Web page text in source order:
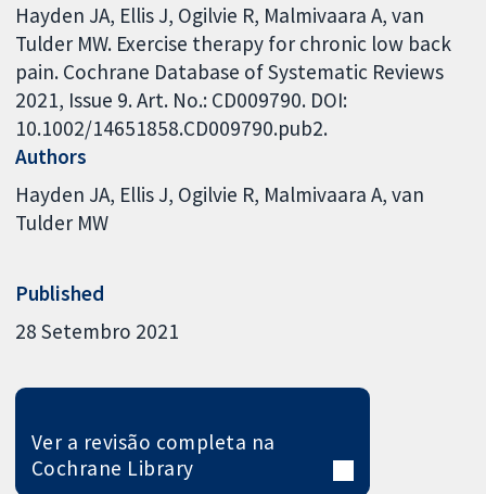
Hayden JA, Ellis J, Ogilvie R, Malmivaara A, van
Tulder MW. Exercise therapy for chronic low back
pain. Cochrane Database of Systematic Reviews
2021, Issue 9. Art. No.: CD009790. DOI:
10.1002/14651858.CD009790.pub2.
Authors
Hayden JA Ellis J Ogilvie R Malmivaara A van
Tulder MW
Published
28 Setembro 2021
Ver a revisão completa na
Cochrane Library